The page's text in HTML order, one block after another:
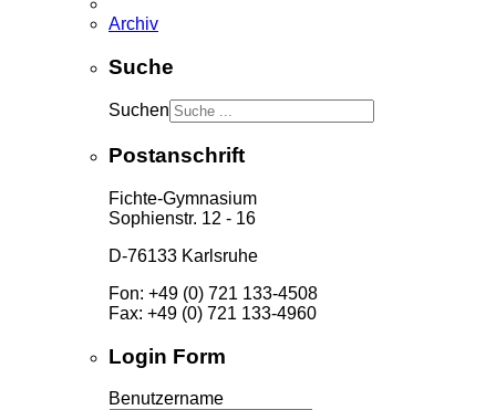
Archiv
Suche
Suchen
Postanschrift
Fichte-Gymnasium
Sophienstr. 12 - 16
D-76133 Karlsruhe
Fon: +49 (0) 721 133-4508
Fax: +49 (0) 721 133-4960
Login Form
Benutzername